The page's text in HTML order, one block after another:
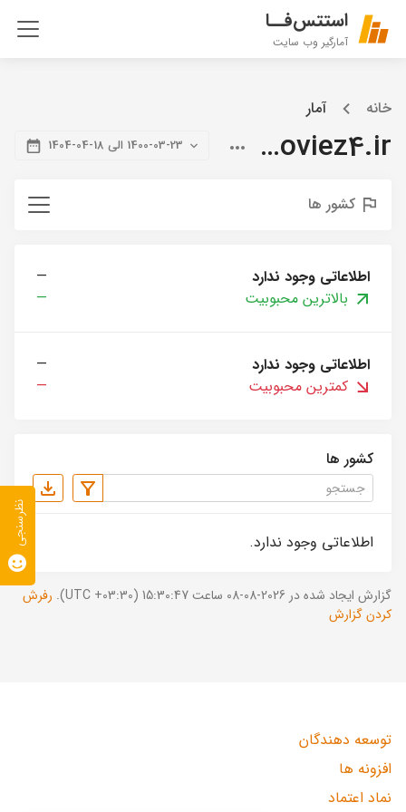
استتس‌فــا
آمارگیر وب سایت
خانه آمار
citymoviez4.ir 1400-03-23 الی 18-04-1404
کشور ها
اطلاعاتی وجود ندارد
—
بالاترین محبوبیت
—
اطلاعاتی وجود ندارد
—
کمترین محبوبیت
—
کشور ها
اطلاعاتی وجود ندارد.
گزارش ایجاد شده در 2026-08-08 ساعت 15:30:47 (UTC +03:30).
رفرش
کردن گزارش
توسعه دهندگان
افزونه ها
نماد اعتماد
نظرسنجی